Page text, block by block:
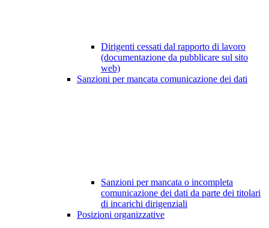
Dirigenti cessati dal rapporto di lavoro
(documentazione da pubblicare sul sito
web)
Sanzioni per mancata comunicazione dei dati
Sanzioni per mancata o incompleta
comunicazione dei dati da parte dei titolari
di incarichi dirigenziali
Posizioni organizzative